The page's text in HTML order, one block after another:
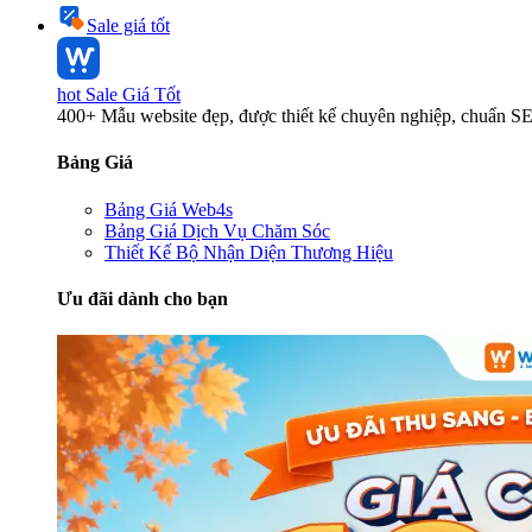
Sale giá tốt
hot Sale Giá Tốt
400+ Mẫu website đẹp, được thiết kế chuyên nghiệp, chuẩn
Bảng Giá
Bảng Giá Web4s
Bảng Giá Dịch Vụ Chăm Sóc
Thiết Kế Bộ Nhận Diện Thương Hiệu
Ưu đãi dành cho bạn